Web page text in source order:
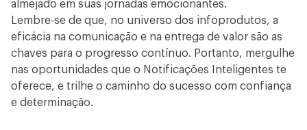
almejado em suas jornadas emocionantes.
Lembre-se de que, no universo dos infoprodutos, a
eficácia na comunicação e na entrega de valor são as
chaves para o progresso contínuo. Portanto, mergulhe
nas oportunidades que o Notificações Inteligentes te
oferece, e trilhe o caminho do sucesso com confiança
e determinação.